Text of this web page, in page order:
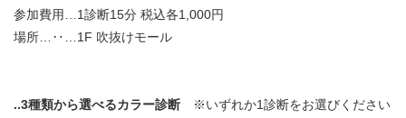
参加費用…1診断15分 税込各1,000円
場所…‥…1F 吹抜けモール
..3種類から選べるカラー診断 ※いずれか1診断をお選びください